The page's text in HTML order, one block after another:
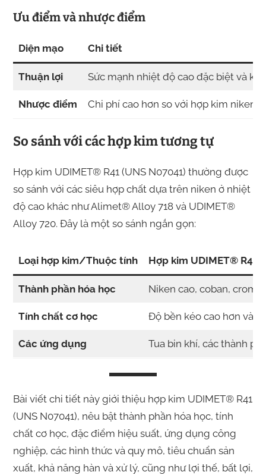
Ưu điểm và nhược điểm
Diện mạo Chi tiết
Thuận lợi Sức mạnh nhiệt độ cao đặc biệt và
Nhược điểm Chi phí cao hơn so với hợp kim niken
So sánh với các hợp kim tương tự
Hợp kim UDIMET® R41 (UNS N07041) thường được
so sánh với các siêu hợp chất dựa trên niken ở nhiệt
độ cao khác như Alimet® Alloy 718 và UDIMET®
Alloy 720. Đây là một so sánh ngắn gọn:
Loại hợp kim/Thuộc tính Hợp kim UDIMET® R41
Thành phần hóa học Niken cao, coban,
Tính chất cơ học Độ bền kéo cao hơn và
Các ứng dụng Tua bin khí, các thành
Bài viết chi tiết này giới thiệu hợp kim UDIMET® R41
(UNS N07041), nêu bật thành phần hóa học, tính
chất cơ học, đặc điểm hiệu suất, ứng dụng công
nghiệp, các hình thức và quy mô, tiêu chuẩn sản
xuất, khả năng hàn và xử lý, cũng như lợi thế, bất lợi,